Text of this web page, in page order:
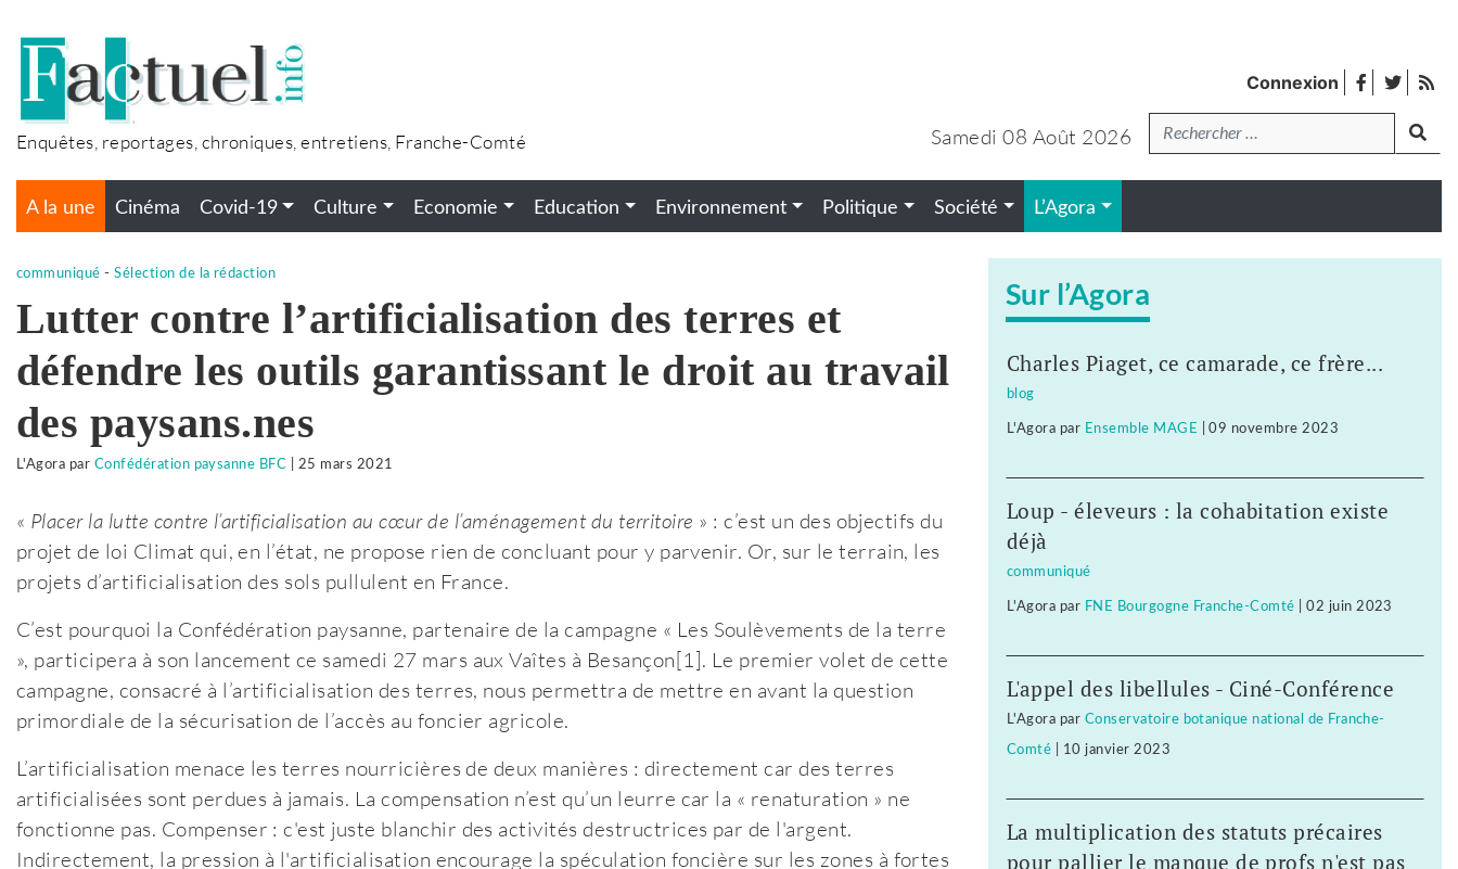
contenu
Enquêtes, reportages, chroniques, entretiens, Franche-Comté
Connexion facebook
twitter
Samedi 08 Août 2026Recherche
A la une Cinéma Covid-19 Culture Economie Education Environnement Politique Société L’Agora
communiqué -Sélection de la rédaction
Lutter contre l’artificialisation des terres et
défendre les outils garantissant le droit au travail
des paysans.nes
L'Agora par Confédération paysanne BFC 25 mars 2021
« Placer la lutte contre l’artificialisation au cœur de l’aménagement du territoire » : c’est un des objectifs du
projet de loi Climat qui, en l’état, ne propose rien de concluant pour y parvenir. Or, sur le terrain, les
projets d’artificialisation des sols pullulent en France.
C’est pourquoi la Confédération paysanne, partenaire de la campagne « Les Soulèvements de la terre
», participera à son lancement ce samedi 27 mars aux Vaîtes à Besançon[1]. Le premier volet de cette
campagne, consacré à l’artificialisation des terres, nous permettra de mettre en avant la question
primordiale de la sécurisation de l’accès au foncier agricole.
L’artificialisation menace les terres nourricières de deux manières : directement car des terres
artificialisées sont perdues à jamais. La compensation n’est qu’un leurre car la « renaturation » ne
fonctionne pas. Compenser : c'est juste blanchir des activités destructrices par de l'argent.
Indirectement, la pression à l'artificialisation encourage la spéculation foncière sur les zones à fortes
Sur l’Agora
Charles Piaget, ce camarade, ce frère...
blog
L'Agora par Ensemble MAGE |09 novembre 2023
Loup - éleveurs : la cohabitation existe
déjà
communiqué
L'Agora par FNE Bourgogne Franche-Comté |02 juin 2023
L'appel des libellules - Ciné-Conférence
L'Agora par Conservatoire botanique national de Franche-
Comté 10 janvier 2023
La multiplication des statuts précaires
pour pallier le manque de profs n'est pas